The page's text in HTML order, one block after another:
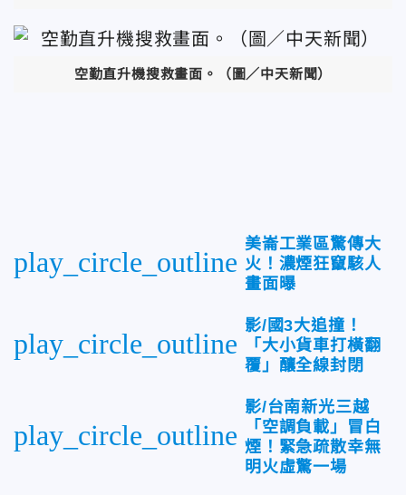
空勤直升機搜救畫面。 （圖／中天新聞）
play_circle_outline
美崙工業區驚傳大
火！濃煙狂竄駭人
畫面曝
play_circle_outline
影/國3大追撞！
「大小貨車打橫翻
覆」釀全線封閉
play_circle_outline
影/台南新光三越
「空調負載」冒白
煙！緊急疏散幸無
明火虛驚一場